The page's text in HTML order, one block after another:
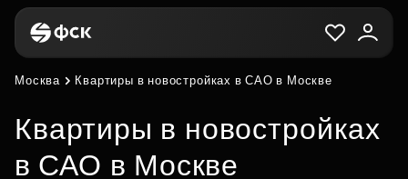
Москва Квартиры в новостройках в САО в Москве
Квартиры в новостройках
в САО в Москве